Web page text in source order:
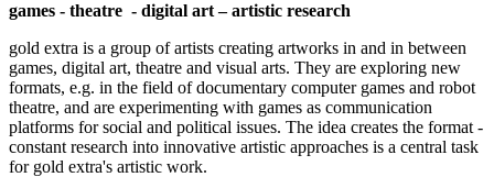
games - theatre - digital art – artistic research
gold extra is a group of artists creating artworks in and in between
games, digital art, theatre and visual arts. They are exploring new
formats, e.g. in the field of documentary computer games and robot
theatre, and are experimenting with games as communication
platforms for social and political issues. The idea creates the format -
constant research into innovative artistic approaches is a central task
for gold extra's artistic work.